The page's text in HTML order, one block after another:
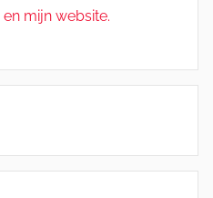
mijn website.